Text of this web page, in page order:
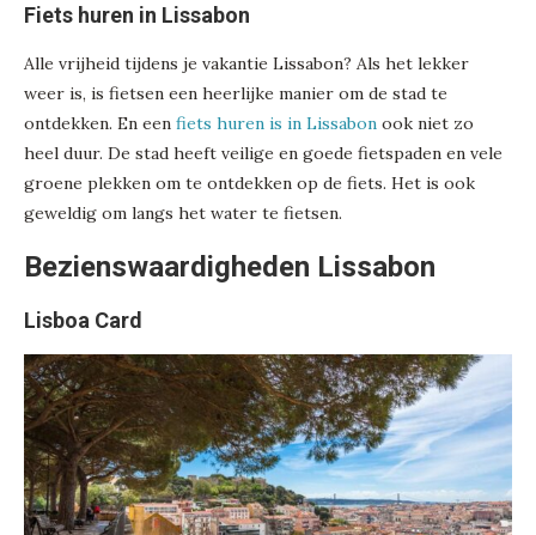
Fiets huren in Lissabon
Alle vrijheid tijdens je vakantie Lissabon? Als het lekker
weer is, is fietsen een heerlijke manier om de stad te
ontdekken. En een fiets huren is in Lissabon ook niet zo
heel duur. De stad heeft veilige en goede fietspaden en vele
groene plekken om te ontdekken op de fiets. Het is ook
geweldig om langs het water te fietsen.
Bezienswaardigheden Lissabon
Lisboa Card